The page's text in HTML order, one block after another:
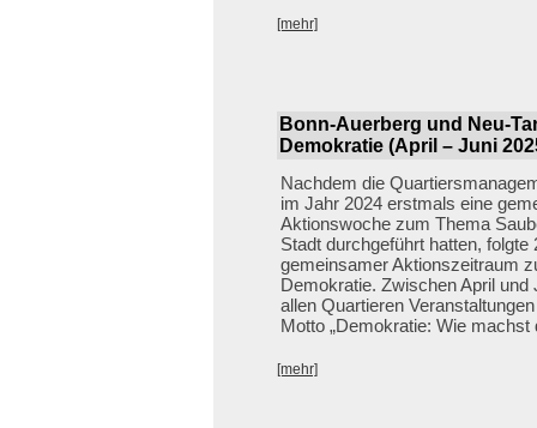
[mehr]
Bonn-Auerberg und Neu-
Demokratie (April – Juni
Nachdem die
im Jahr 2024 erstmals eine
Aktionswoche zum Thema
Stadt durchgeführt hatten, folgte
gemeinsamer Aktionszeitraum
Demokratie. Zwischen April und
allen Quartieren
Motto „Demokratie: Wie machst
[mehr]